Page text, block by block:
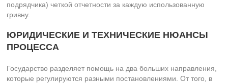
подрядчика) четкой отчетности за каждую использованную
гривну.
ЮРИДИЧЕСКИЕ И ТЕХНИЧЕСКИЕ НЮАНСЫ
ПРОЦЕССА
Государство разделяет помощь на два больших направления,
которые регулируются разными постановлениями. От того, в